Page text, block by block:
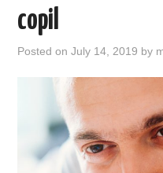
copil
Posted onJuly 14, 2019 by